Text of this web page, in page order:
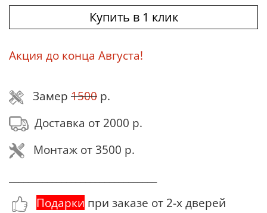
Купить в 1 клик
Акция до конца Августа!
Замер 1500 р.
Доставка от 2000 р.
Монтаж от 3500 р.
Подарки при заказе от 2-х дверей